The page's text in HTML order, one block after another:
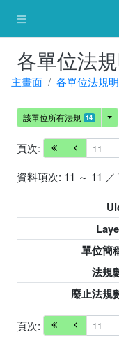
各單位法
主畫面 各單位法規
該單位所有法規 14
頁次:
資料項次: 11 ～ 11 ／
單位簡
法規
廢止法規
頁次: